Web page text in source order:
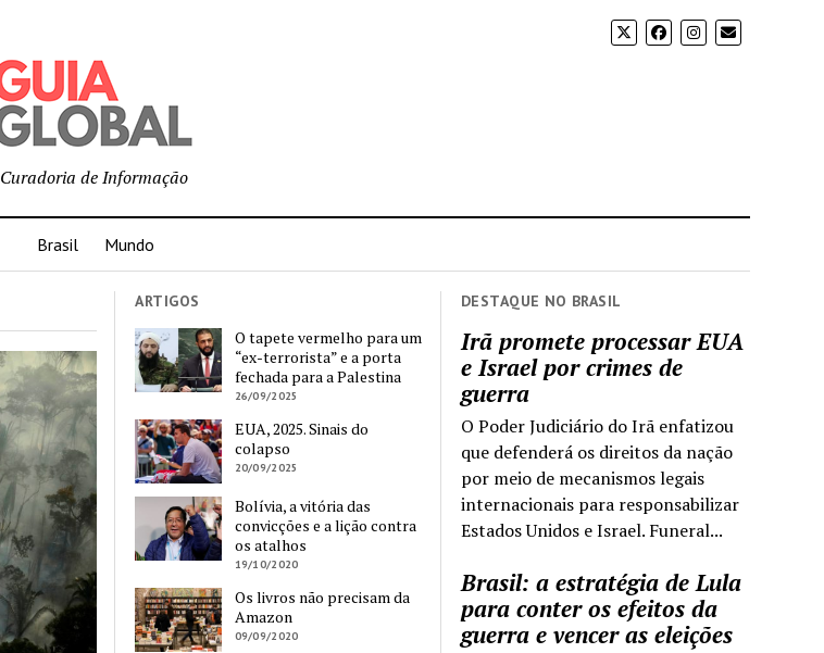
Curadoria de Informação
Brasil Mundo
DESTAQUE NO BRASIL
Irã promete processar EUA
e Israel por crimes de
guerra
O Poder Judiciário do Irã enfatizou
que defenderá os direitos da nação
por meio de mecanismos legais
internacionais para responsabilizar
Estados Unidos e Israel. Funeral...
Brasil: a estratégia de Lula
para conter os efeitos da
guerra e vencer as eleições
ARTIGOS
O tapete vermelho para um
“ex-terrorista” e a porta
fechada para a Palestina
26/09/2025
EUA, 2025. Sinais do
colapso
20/09/2025
Bolívia, a vitória das
convicções e a lição contra
os atalhos
19/10/2020
Os livros não precisam da
Amazon
09/09/2020